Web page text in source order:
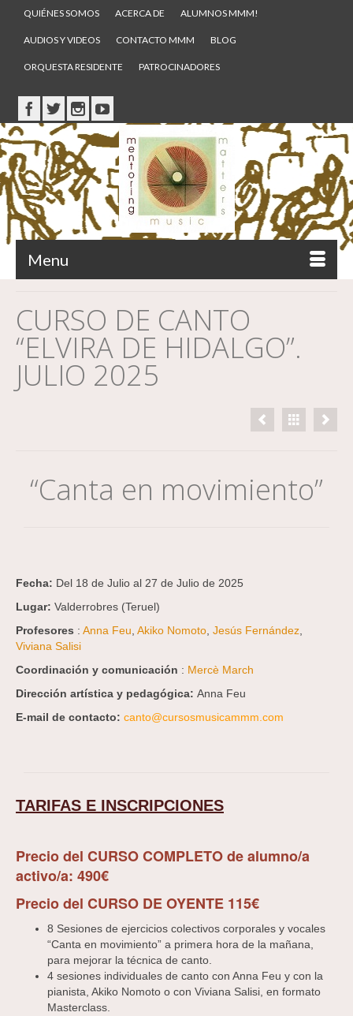
QUIÉNES SOMOS ACERCA DE ALUMNOS MMM!
AUDIOS Y VIDEOS CONTACTO MMM BLOG
ORQUESTA RESIDENTE PATROCINADORES
Menu
CURSO DE CANTO
“ELVIRA DE HIDALGO”.
JULIO 2025
“Canta en movimiento”
Fecha: Del 18 de Julio al 27 de Julio de 2025
Lugar: Valderrobres (Teruel)
Profesores : Anna Feu, Akiko Nomoto, Jesús Fernández,
Viviana Salisi
Coordinación y comunicación : Mercè March
Dirección artística y pedagógica: Anna Feu
E-mail de contacto: canto@cursosmusicammm.com
TARIFAS E INSCRIPCIONES
Precio del CURSO COMPLETO de alumno/a
activo/a: 490€
Precio del CURSO DE OYENTE 115€
8 Sesiones de ejercicios colectivos corporales y vocales
“Canta en movimiento” a primera hora de la mañana,
para mejorar la técnica de canto.
4 sesiones individuales de canto con Anna Feu y con la
pianista, Akiko Nomoto o con Viviana Salisi, en formato
Masterclass.